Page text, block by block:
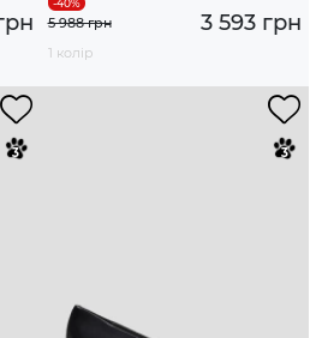
3 593 грн
5 988 грн
1 колір